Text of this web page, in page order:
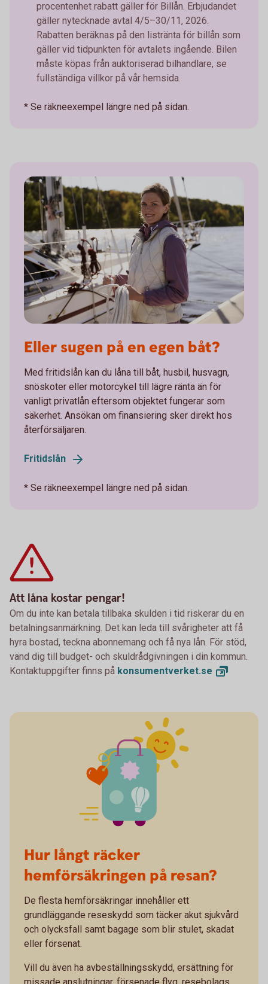
procentenhet rabatt gäller för Billån. Erbjudandet
gäller nytecknade avtal 4/5–30/11, 2026.
Rabatten beräknas på den listränta för billån som
gäller vid tidpunkten för avtalets ingående. Bilen
måste köpas från auktoriserad bilhandlare, se
fullständiga villkor på vår hemsida.
* Se räkneexempel längre ned på sidan.
Eller sugen på en egen båt?
Med fritidslån kan du låna till båt, husbil, husvagn,
snöskoter eller motorcykel till lägre ränta än för
vanligt privatlån eftersom objektet fungerar som
säkerhet. Ansökan om finansiering sker direkt hos
återförsäljaren.
Fritidslån
* Se räkneexempel längre ned på sidan.
Att låna kostar pengar!
Om du inte kan betala tillbaka skulden i tid riskerar du en
betalningsanmärkning. Det kan leda till svårigheter att få
hyra bostad, teckna abonnemang och få nya lån. För stöd,
vänd dig till budget- och skuldrådgivningen i din kommun.
Kontaktuppgifter finns på konsumentverket.se
Hur långt räcker
hemförsäkringen på resan?
De flesta hemförsäkringar innehåller ett
grundläggande reseskydd som täcker akut sjukvård
och olycksfall samt bagage som blir stulet, skadat
eller försenat.
Vill du även ha avbeställningsskydd, ersättning för